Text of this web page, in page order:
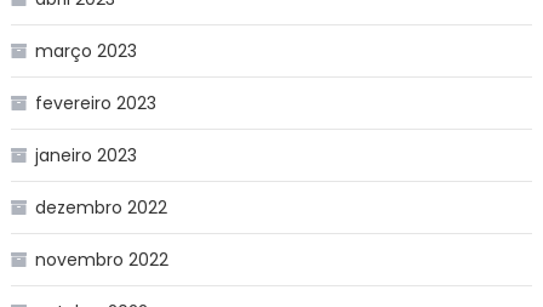
março 2023
fevereiro 2023
janeiro 2023
dezembro 2022
novembro 2022